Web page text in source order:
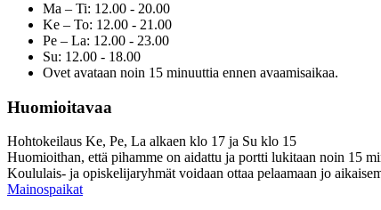
Ma – Ti: 12.00 - 20.00
Ke – To: 12.00 - 21.00
Pe – La: 12.00 - 23.00
Su: 12.00 - 18.00
Ovet avataan noin 15 minuuttia ennen avaamisaikaa.
Huomioitavaa
Hohtokeilaus Ke, Pe, La alkaen klo 17 ja Su klo 15
Huomioithan, että pihamme on aidattu ja portti lukitaan noin 15
Koululais- ja opiskelijaryhmät voidaan ottaa pelaamaan jo
Mainospaikat